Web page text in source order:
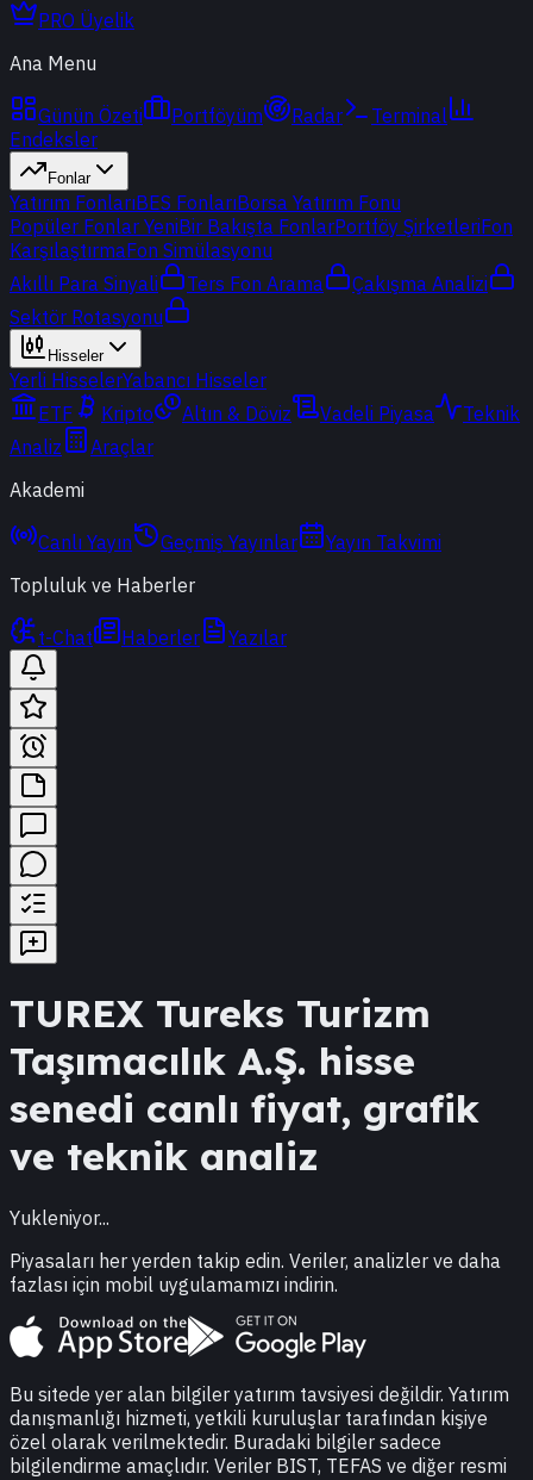
PRO Üyelik
Ana Menu
Günün Özeti Portföyüm Radar
Terminal
Endeksler
Fonlar
Yatırım FonlarıBES FonlarıBorsa Yatırım Fonu
Popüler Fonlar YeniBir Bakışta FonlarPortföy ŞirketleriFon
KarşılaştırmaFon Simülasyonu
Akıllı Para Sinyali
Ters Fon Arama
Çakışma Analizi
Sektör Rotasyonu
Hisseler
Yerli HisselerYabancı Hisseler
ETF
Kripto Altın & Döviz Vadeli Piyasa
Teknik
Analiz
Araçlar
Akademi
Canlı Yayın Geçmiş Yayınlar
Yayın Takvimi
Topluluk ve Haberler
t-Chat Haberler Yazılar
TUREX Tureks Turizm
Taşımacılık A.Ş. hisse
senedi canlı fiyat, grafik
ve teknik analiz
Yukleniyor...
Piyasaları her yerden takip edin. Veriler, analizler ve daha
fazlası için mobil uygulamamızı indirin.
Bu sitede yer alan bilgiler yatırım tavsiyesi değildir. Yatırım
danışmanlığı hizmeti, yetkili kuruluşlar tarafından kişiye
özel olarak verilmektedir. Buradaki bilgiler sadece
bilgilendirme amaçlıdır. Veriler BIST, TEFAS ve diğer resmi